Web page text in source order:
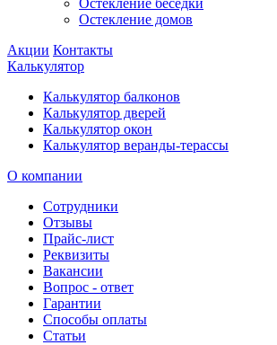
Остекление беседки
Остекление домов
Акции Контакты
Калькулятор
Калькулятор балконов
Калькулятор дверей
Калькулятор окон
Калькулятор веранды-терассы
О компании
Сотрудники
Отзывы
Прайс-лист
Реквизиты
Вакансии
Вопрос - ответ
Гарантии
Способы оплаты
Статьи